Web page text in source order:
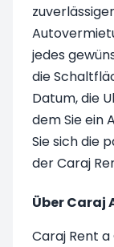
jedes
die
Datum, die
dem Sie ein
Sie sich die
der Caraj
Über Caraj
Caraj Rent a